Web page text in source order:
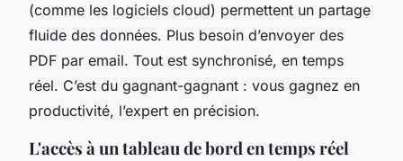
(comme les logiciels cloud) permettent un partage
fluide des données. Plus besoin d’envoyer des
PDF par email. Tout est synchronisé, en temps
réel. C’est du gagnant-gagnant : vous gagnez en
productivité, l’expert en précision.
L'accès à un tableau de bord en temps réel